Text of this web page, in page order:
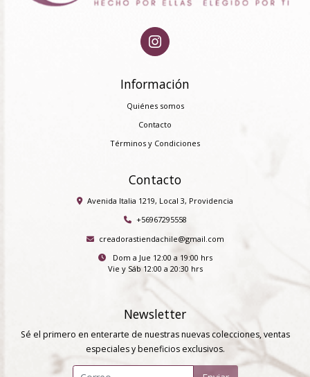
Información
Quiénes somos
Contacto
Términos y Condiciones
Contacto
Avenida Italia 1219, Local 3, Providencia
+56967295558
creadorastiendachile@gmail.com
Dom a Jue 12:00 a 19:00 hrs
Vie y Sáb 12:00 a 20:30 hrs
Newsletter
Sé el primero en enterarte de nuestras nuevas colecciones, ventas
especiales y beneficios exclusivos.